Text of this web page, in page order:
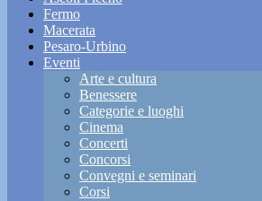
Fermo
Macerata
Pesaro-Urbino
Eventi
Arte e cultura
Benessere
Categorie e luoghi
Cinema
Concerti
Concorsi
Convegni e seminari
Corsi